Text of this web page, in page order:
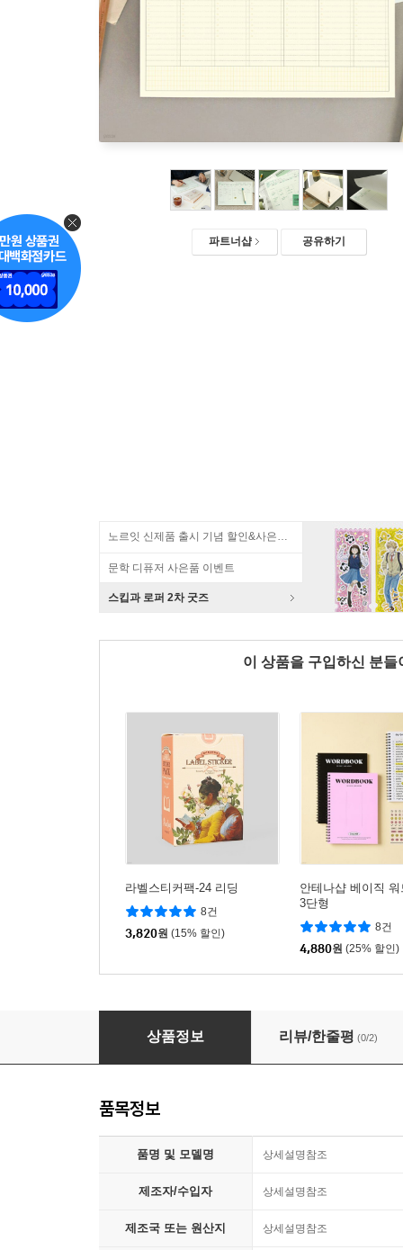
파트너샵 공유하기
노르잇 신제품 출시 기념 할인&사은품 증정!
문학 디퓨저 사은품 이벤트
스킵과 로퍼 2차 굿즈
이 상품을 구입하신 분
라벨스티커팩-24 리딩
8건
3,820원 (15% 할인)
안테나샵 베이직
3단형
8건
4,880원 (25% 할인)
[1+1] 아이코닉 플로우 A4 위클리 플래너 패드
상품정보 리뷰/한줄평 (0/2)
품목정보
품명 및 모델명 상세설명참조
제조자/수입자 상세설명참조
제조국 또는 원산지 상세설명참조